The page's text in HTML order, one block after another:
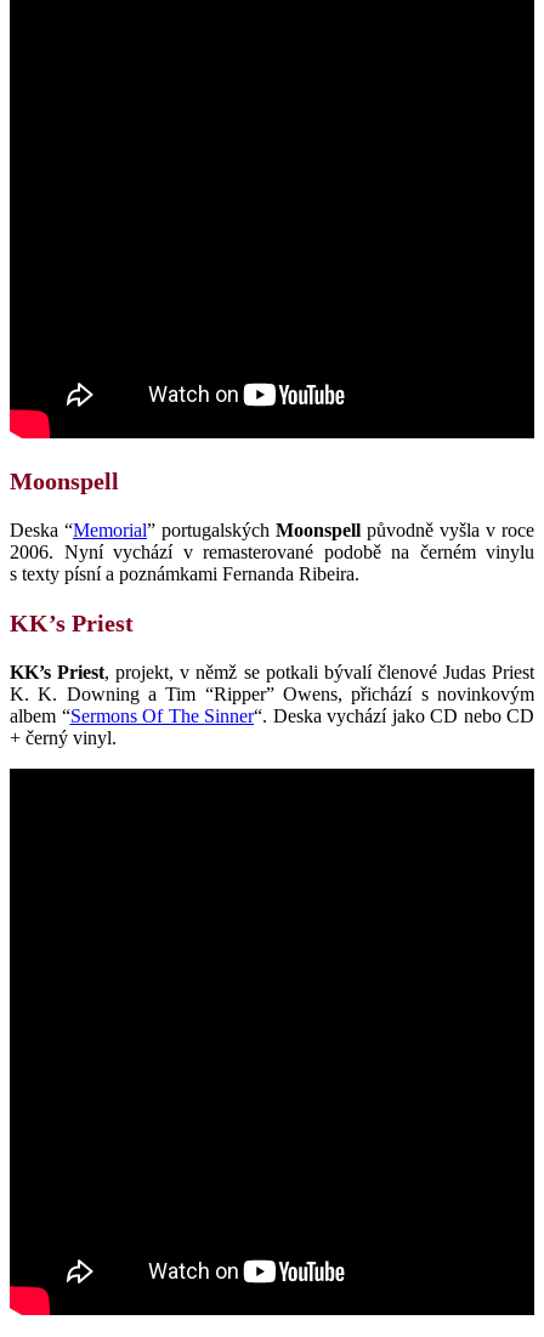
Moonspell
Deska “Memorial” portugalských Moonspell původně vyšla v roce
2006. Nyní vychází v remasterované podobě na černém vinylu
s texty písní a poznámkami Fernanda Ribeira.
KK’s Priest
KK’s Priest, projekt, v němž se potkali bývalí členové Judas Priest
K. K. Downing a Tim “Ripper” Owens, přichází s novinkovým
albem “Sermons Of The Sinner“. Deska vychází jako CD nebo CD
+ černý vinyl.